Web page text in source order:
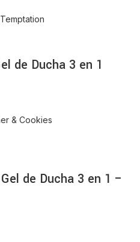
de Ducha 3 en 1
de Ducha 3 en 1 –